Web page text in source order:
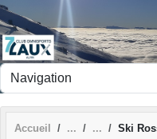
Accueil Ski
Panneau de gestion des